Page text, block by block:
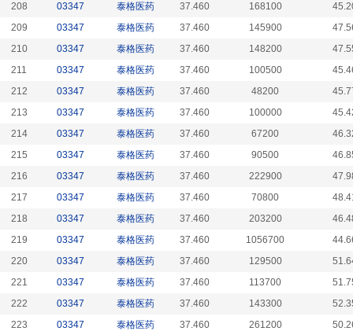
208
03347 泰格医药 37.460 168100
209
03347 泰格医药 37.460 145900
210
03347 泰格医药 37.460 148200
211
03347 泰格医药 37.460 100500
212
03347 泰格医药 37.460 48200
213
03347 泰格医药 37.460 100000
214
03347 泰格医药 37.460 67200
215
03347 泰格医药 37.460 90500
216
03347 泰格医药 37.460 222900
217
03347 泰格医药 37.460 70800
218
03347 泰格医药 37.460 203200
219
03347 泰格医药 37.460 1056700
220
03347 泰格医药 37.460 129500
221
03347 泰格医药 37.460 113700
222
03347 泰格医药 37.460 143300
223
03347 泰格医药 37.460 261200